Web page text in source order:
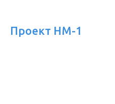
Проект HM-1